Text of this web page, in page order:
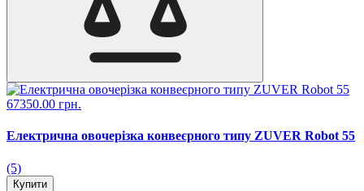
67350.00 грн.
Електрична овочерізка конвеєрного типу ZUVER Robot 55
(5)
Купити